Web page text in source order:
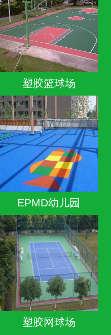
塑胶篮球场
EPMD幼儿园
塑胶网球场